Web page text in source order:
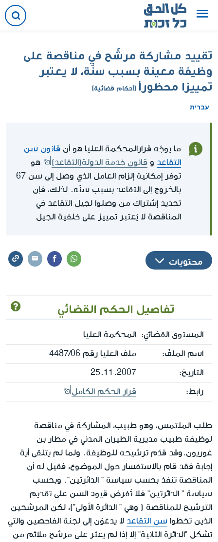
تقييد مشاركة مرشّح في مناقصة على
وظيفة معينة بسبب سنّة، لا يعتبر
تمييزا محظوراً (أحكام قضائية)
עברית
ما يوجّه قرارالمحكمة العليا هو أن قانون سن
التقاعد و قانون خدمة الدولة(التقاعد)
هو
توفر إمكانية إلزام العامل الذي وصل إلى سن 67
بالخروج إلى التقاعد بسبب سنّه. لذلك، فإن
تحديد إشتراك من وصلوا لجيل التقاعد في
المناقصة لا يُعتبر تمييز على خلفية الجيل
محتويات
تفاصيل الحكم القضائي
المستوى القضائيّ: المحكمة العليا
اسم الملفّ: ملف العليا رقم 4487/06
التاريخ: 25.11.2007
رابط: قرار الحكم الكامل
طلب الملتمس، وهو طبيب، المشاركة في مناقصة
لوظيفة طبيب مديرية الطيران المدني في مطار بن
غوريون.وقد قدّم ترشيحه للوظيفة. ولما لم يتلقى أية
إجابة فقد قام بالاستفسار حول الموضوع، فقيل له أن
المناقصة تنفذ بحسب سياسة " الدائرتين". وبحسب
سياسة " الدائرتين" فلا تُفرض قيود السن على تقديم
الترشيح للمناقصة ( وهي " الدائرة الأولى")، لكن المرشحين
الذين تخطوا سن التقاعد لا يدعَوْن إلى لجنة الفاحصين والتي
تشكل "الدائرة الثانية" إلا إذا لم يعثر على مرشح ملائم من